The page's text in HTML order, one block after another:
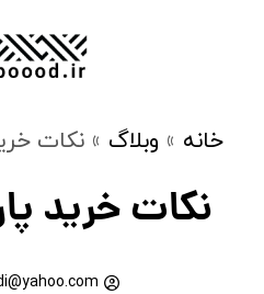
خانه » وبلاگ » نکات خرید